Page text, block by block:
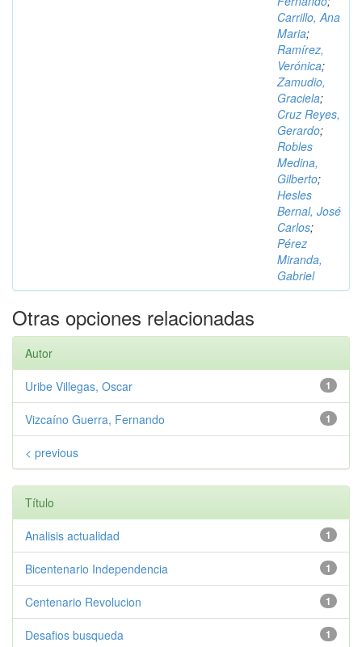
Carrillo, Ana
Maria;
Ramírez,
Verónica;
Zamudio,
Graciela;
Cruz Reyes,
Gerardo;
Robles
Medina,
Gilberto;
Hesles
Bernal, José
Carlos;
Pérez
Miranda,
Gabriel
Otras opciones relacionadas
Autor
1
Uribe Villegas, Oscar
1
Vizcaíno Guerra, Fernando
< previous
Título
1
Analisis actualidad
1
Bicentenario Independencia
1
Centenario Revolucion
1
Desafios busqueda